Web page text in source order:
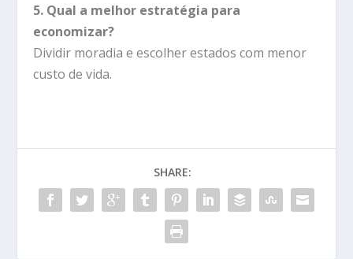
5. Qual a melhor estratégia para
economizar?
Dividir moradia e escolher estados com menor
custo de vida.
SHARE: